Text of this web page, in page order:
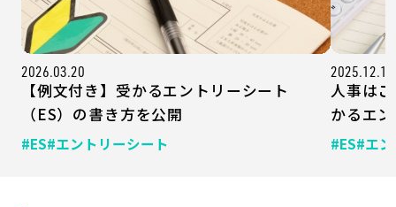
2026.03.20
【例文付き】受かるエントリーシート
（ES）の書き方を公開
#ES#エントリーシート
2025.12.10
人事は
かるエ
#ES#エ